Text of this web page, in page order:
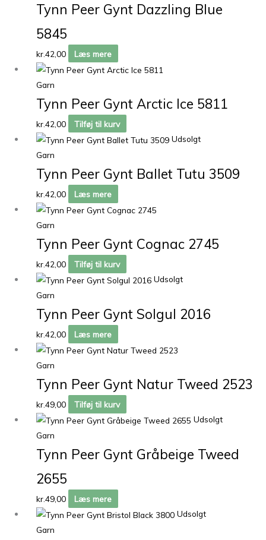
Tynn Peer Gynt Dazzling Blue
5845
kr.42,00 Læs mere
Garn
Tynn Peer Gynt Arctic Ice 5811
kr.42,00
Tilføj til kurv
Udsolgt
Garn
Tynn Peer Gynt Ballet Tutu 3509
kr.42,00 Læs mere
Garn
Tynn Peer Gynt Cognac 2745
kr.42,00
Tilføj til kurv
Udsolgt
Garn
Tynn Peer Gynt Solgul 2016
kr.42,00 Læs mere
Garn
Tynn Peer Gynt Natur Tweed 2523
kr.49,00
Tilføj til kurv
Udsolgt
Garn
Tynn Peer Gynt Gråbeige Tweed
2655
kr.49,00
Læs mere
Udsolgt
Garn